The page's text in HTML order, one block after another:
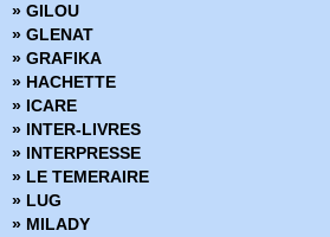
» GILOU
» GLENAT
» GRAFIKA
» HACHETTE
» ICARE
» INTER-LIVRES
» INTERPRESSE
» LE TEMERAIRE
» LUG
» MILADY